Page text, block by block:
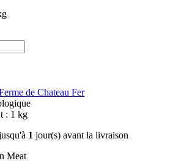
de Chateau Fer
: 1 kg
1 jour(s) avant la livraison